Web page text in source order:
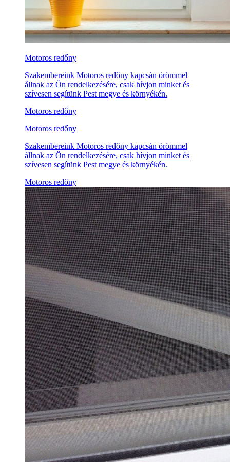
Motoros redőny
Szakembereink Motoros redőny kapcsán örömmel
állnak az Ön rendelkezésére, csak hívjon minket és
szívesen segítünk Pest megye és környékén.
Motoros redőny
Motoros redőny
Szakembereink Motoros redőny kapcsán örömmel
állnak az Ön rendelkezésére, csak hívjon minket és
szívesen segítünk Pest megye és környékén.
Motoros redőny